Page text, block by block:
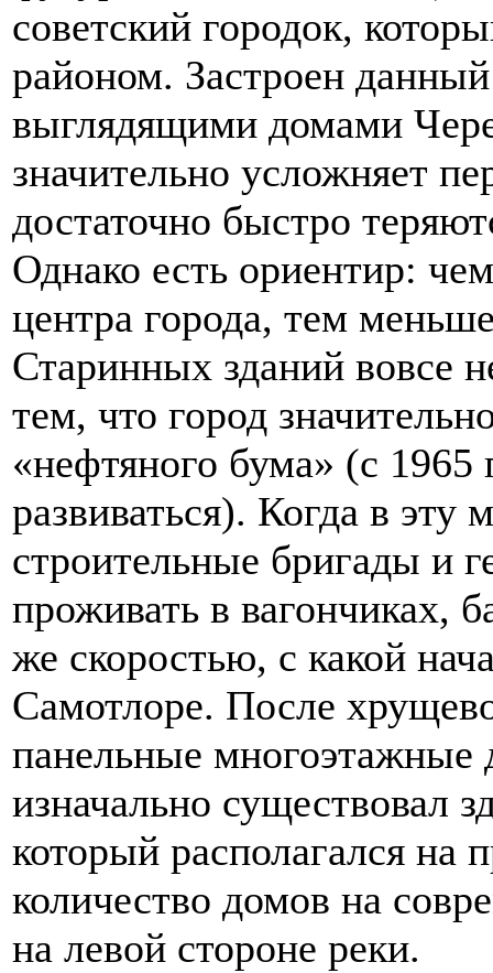
советский городок,
районом. Застроен
выглядящими домами
значительно усложняет
достаточно быстро
Однако есть ориентир:
центра города, тем
Старинных зданий вовсе
тем, что город
«нефтяного бума» (с 1965
развиваться). Когда в эту
строительные бригады и
проживать в вагончиках,
же скоростью, с какой
Самотлоре. После
панельные многоэтажные
изначально существовал
который располагался на
количество домов на
на левой стороне реки.